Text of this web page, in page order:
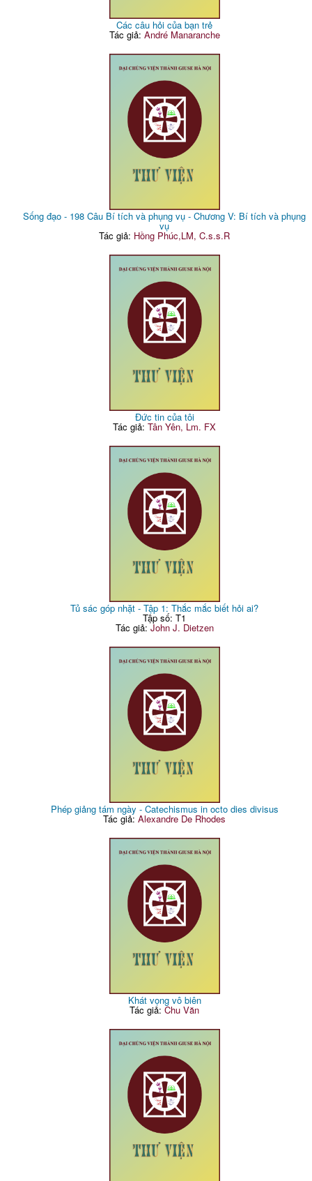
Các câu hỏi của bạn trẻ
Tác giả: André Manaranche
Sống đạo - 198 Câu Bí tích và phụng vụ - Chương V: Bí tích và phụng
vụ
Tác giả: Hồng Phúc,LM, C.s.s.R
Đức tin của tôi
Tác giả:Tân Yên, Lm. FX
Tủ sác góp nhặt - Tập 1: Thắc mắc biết hỏi ai?
Tập số: T1
Tác giả:John J. Dietzen
Phép giảng tám ngày - Catechismus in octo dies divisus
Tác giả:Alexandre De Rhodes
Khát vọng vô biên
Tác giả:Chu Văn